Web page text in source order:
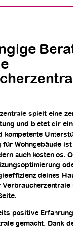
spielt eine
und bietet dir
kompetente
für Wohngebäude
auch kostenlos.
deines
Verbraucherzentrale
positive
gemacht. Dank